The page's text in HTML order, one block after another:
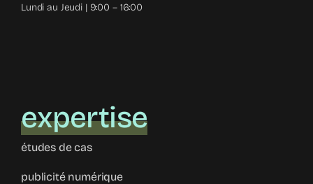
Lundi au Jeudi | 9:00 – 16:00
expertise
études de cas
publicité numérique